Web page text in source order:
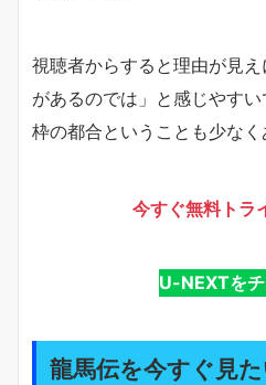
視聴者からすると理由が見
があるのでは」と感じやす
枠の都合ということも少なく
今すぐ無料トラ
U-NEXTをチ
龍馬伝を今すぐ見